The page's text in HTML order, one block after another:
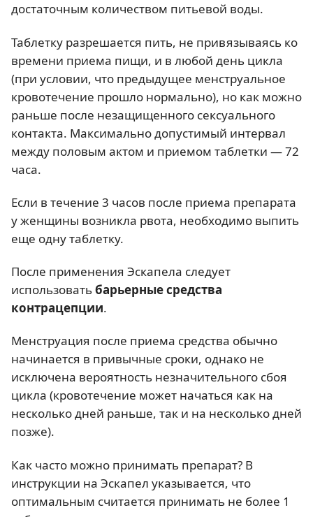
достаточным количеством питьевой воды.
Таблетку разрешается пить, не привязываясь ко
времени приема пищи, и в любой день цикла
(при условии, что предыдущее менструальное
кровотечение прошло нормально), но как можно
раньше после незащищенного сексуального
контакта. Максимально допустимый интервал
между половым актом и приемом таблетки — 72
часа.
Если в течение 3 часов после приема препарата
у женщины возникла рвота, необходимо выпить
еще одну таблетку.
После применения Эскапела следует
использоватьбарьерные средства
контрацепции.
Менструация после приема средства обычно
начинается в привычные сроки, однако не
исключена вероятность незначительного сбоя
цикла (кровотечение может начаться как на
несколько дней раньше, так и на несколько дней
позже).
Как часто можно принимать препарат? В
инструкции на Эскапел указывается, что
оптимальным считается принимать не более 1